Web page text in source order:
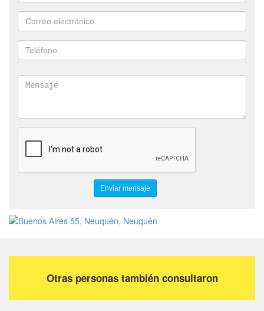
Otras personas también consultaron